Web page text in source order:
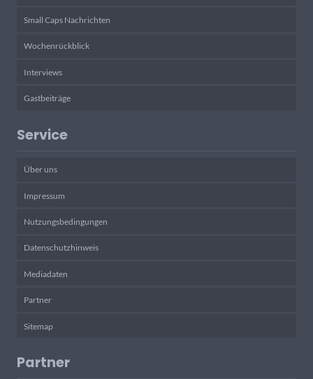
Small Caps Nachrichten
Wochenrückblick
Interviews
Gastbeiträge
Service
Über uns
Impressum
Nutzungsbedingungen
Datenschutzhinweis
Mediadaten
Partner
Sitemap
Partner